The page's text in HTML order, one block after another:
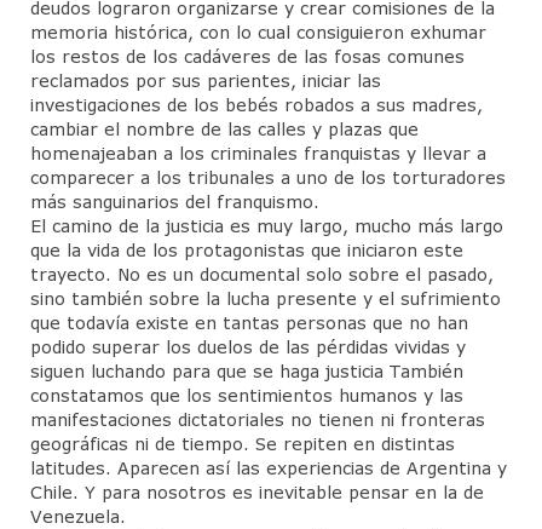
CineForo – Malefica
CineForo – Tenemos que hablar de Kevin
CineForo – La Ladrona de Libros
CineForo – Hannan Arendt
Curso de Psicoterapia Psicoanálitica
Actividades del Mes
Actividades Docentes
Instituto de Psicoanálisis
Admisión
Departamento de Niños y Adolescentes (DNA)
deudos lograron organizarse y crear comisiones de la
memoria histórica, con lo cual consiguieron exhumar
los restos de los cadáveres de las fosas comunes
reclamados por sus parientes, iniciar las
investigaciones de los bebés robados a sus madres,
cambiar el nombre de las calles y plazas que
homenajeaban a los criminales franquistas y llevar a
comparecer a los tribunales a uno de los torturadores
más sanguinarios del franquismo.
El camino de la justicia es muy largo, mucho más largo
que la vida de los protagonistas que iniciaron este
trayecto. No es un documental solo sobre el pasado,
sino también sobre la lucha presente y el sufrimiento
que todavía existe en tantas personas que no han
podido superar los duelos de las pérdidas vividas y
siguen luchando para que se haga justicia También
constatamos que los sentimientos humanos y las
manifestaciones dictatoriales no tienen ni fronteras
geográficas ni de tiempo. Se repiten en distintas
latitudes. Aparecen así las experiencias de Argentina y
Chile. Y para nosotros es inevitable pensar en la de
Venezuela.